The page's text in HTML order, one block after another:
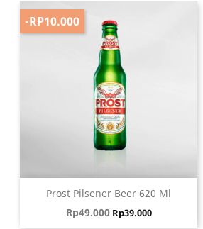
Prost Pilsener Beer 620 Ml
Harga biasa
Rp49.000 Harga
Rp39.000
-RP10.000